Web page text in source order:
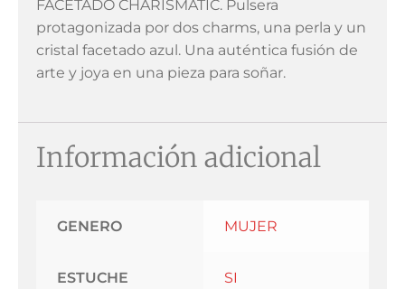
FACETADO CHARISMATIC. Pulsera
protagonizada por dos charms, una perla y un
cristal facetado azul. Una auténtica fusión de
arte y joya en una pieza para soñar.
Información adicional
GENERO MUJER
ESTUCHE SI